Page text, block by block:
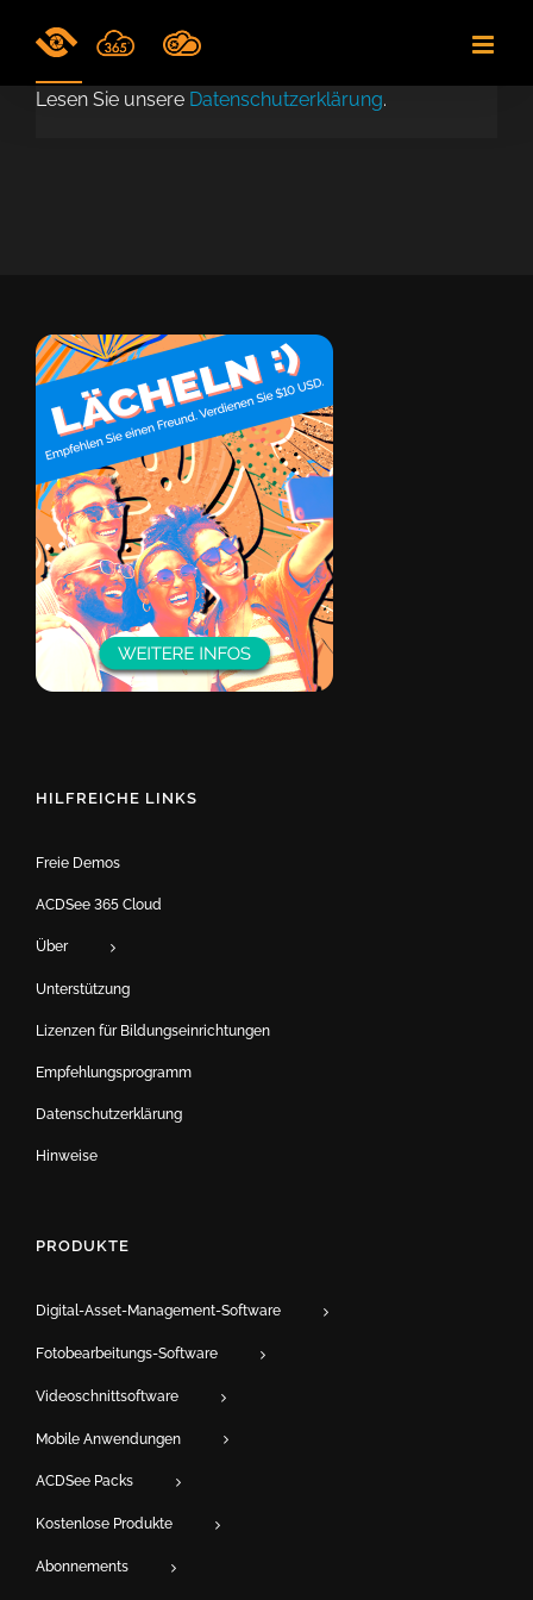
Lesen Sie unsere Datenschutzerklärung.
HILFREICHE LINKS
Freie Demos
ACDSee 365 Cloud
Über
Unterstützung
Lizenzen für Bildungseinrichtungen
Empfehlungsprogramm
Datenschutzerklärung
Hinweise
PRODUKTE
Digital-Asset-Management-Software
Fotobearbeitungs-Software
Videoschnittsoftware
Mobile Anwendungen
ACDSee Packs
Kostenlose Produkte
Abonnements